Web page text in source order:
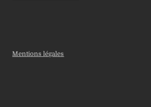
Mentions légales